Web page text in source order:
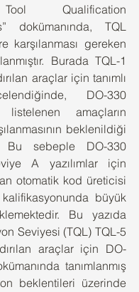
Qualification
dokümanında, TQL
karşılanması gereken
Burada TQL-1
araçlar için tanımlı
DO-330
listelenen amaçların
beklenildiği
Bu sebeple DO-330
A yazılımlar için
otomatik kod üreticisi
büyük
Bu yazıda
Seviyesi (TQL) TQL-5
araçlar için DO-
tanımlanmış
beklentileri üzerinde